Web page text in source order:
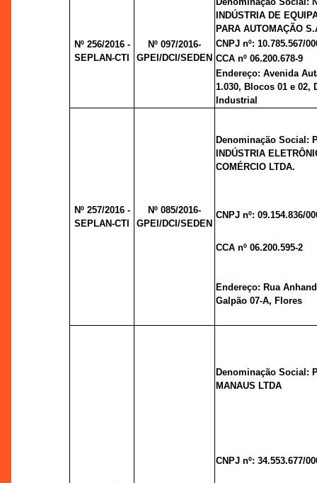
Nº 256/2016 -
SEPLAN-CTI
Nº 097/2016-
GPEI/DCI/SEDEN
INDÚSTRIA DE
PARA AUTOMAÇÃO
CNPJ nº: 10.785.567/
CCA nº 06.200.678-9
Endereço: Avenida
1.030, Blocos 01 e 02,
Industrial
Nº 257/2016 -
SEPLAN-CTI
Nº 085/2016-
GPEI/DCI/SEDEN
Denominação Social:
INDÚSTRIA
COMÉRCIO LTDA.
CNPJ nº: 09.154.836/
CCA nº 06.200.595-2
Endereço: Rua
Galpão 07-A, Flores
Denominação Social:
MANAUS LTDA
CNPJ nº: 34.553.677/